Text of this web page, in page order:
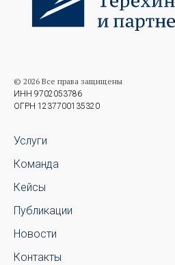
© 2026 Все права защищены
ИНН 9702053786
ОГРН 1237700135320
Услуги
Команда
Кейсы
Публикации
Новости
Контакты